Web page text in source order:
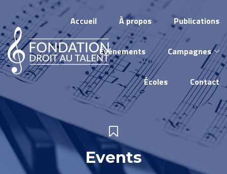
Accueil À propos Publications
Événements Campagnes
Écoles Contact
Events